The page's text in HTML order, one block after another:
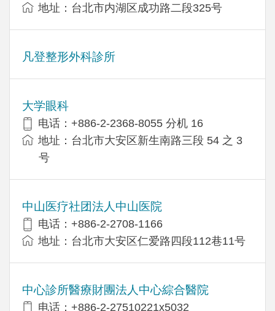
地址：台北市内湖区成功路二段325号
凡登整形外科診所
大学眼科
电话：+886-2-2368-8055 分机 16
地址：台北市大安区新生南路三段 54 之 3
号
中山医疗社团法人中山医院
电话：+886-2-2708-1166
地址：台北市大安区仁爱路四段112巷11号
中心診所醫療財團法人中心綜合醫院
电话：+886-2-27510221x5032